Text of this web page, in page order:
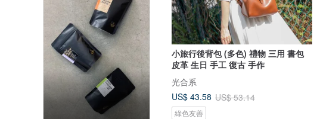
小旅行後背包 (多色) 禮物 三用 書包
皮革 生日 手工 復古 手作
光合系
US$ 43.58 US$ 53.14
綠色友善